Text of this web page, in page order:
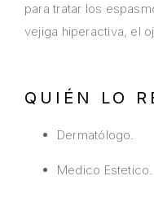
para tratar los
vejiga hiperactiva, el
QUIÉN LO
Dermatólogo.
Medico Estetico.